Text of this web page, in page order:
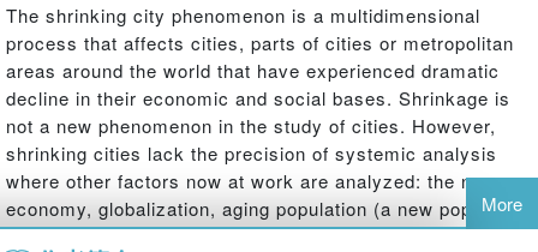
The shrinking city phenomenon is a multidimensional
process that affects cities, parts of cities or metropolitan
areas around the world that have experienced dramatic
decline in their economic and social bases. Shrinkage is
not a new phenomenon in the study of cities. However,
shrinking cities lack the precision of systemic analysis
where other factors now at work are analyzed: the new
economy, globalization, aging population (a new population
transition) and other factors related to the search for
More